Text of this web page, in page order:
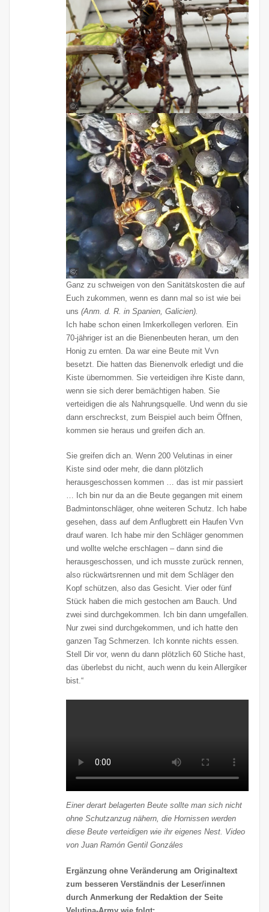
©:
©:
Ganz zu schweigen von den Sanitätskosten die auf
Euch zukommen, wenn es dann mal so ist wie bei
uns (Anm. d. R. in Spanien, Galicien).
Ich habe schon einen Imkerkollegen verloren. Ein
70-jähriger ist an die Bienenbeuten heran, um den
Honig zu ernten. Da war eine Beute mit Vvn
besetzt. Die hatten das Bienenvolk erledigt und die
Kiste übernommen. Sie verteidigen ihre Kiste dann,
wenn sie sich derer bemächtigen haben. Sie
verteidigen die als Nahrungsquelle. Und wenn du sie
dann erschreckst, zum Beispiel auch beim Öffnen,
kommen sie heraus und greifen dich an.
Sie greifen dich an. Wenn 200 Velutinas in einer
Kiste sind oder mehr, die dann plötzlich
herausgeschossen kommen … das ist mir passiert
… Ich bin nur da an die Beute gegangen mit einem
Badmintonschläger, ohne weiteren Schutz. Ich habe
gesehen, dass auf dem Anflugbrett ein Haufen Vvn
drauf waren. Ich habe mir den Schläger genommen
und wollte welche erschlagen – dann sind die
herausgeschossen, und ich musste zurück rennen,
also rückwärtsrennen und mit dem Schläger den
Kopf schützen, also das Gesicht. Vier oder fünf
Stück haben die mich gestochen am Bauch. Und
zwei sind durchgekommen. Ich bin dann umgefallen.
Nur zwei sind durchgekommen, und ich hatte den
ganzen Tag Schmerzen. Ich konnte nichts essen.
Stell Dir vor, wenn du dann plötzlich 60 Stiche hast,
das überlebst du nicht, auch wenn du kein Allergiker
bist.“
Einer derart belagerten Beute sollte man sich nicht
ohne Schutzanzug nähern, die Hornissen werden
diese Beute verteidigen wie ihr eigenes Nest. Video
von Juan Ramón Gentil Gonzáles
Ergänzung ohne Veränderung am Originaltext
zum besseren Verständnis der Leser/innen
durch Anmerkung der Redaktion der Seite